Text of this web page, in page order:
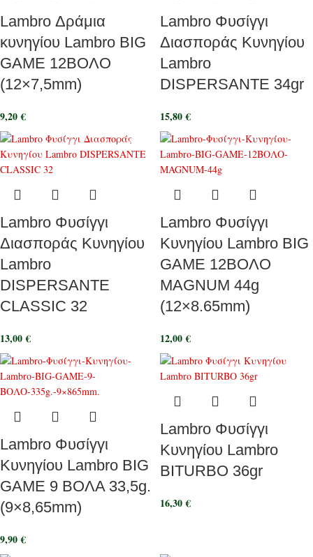
Lambro Δράμια
κυνηγίου Lambro BIG
GAME 12ΒΟΛΟ
(12×7,5mm)
9,20€
Lambro Φυσίγγι
Διασποράς Κυνηγίου
Lambro
DISPERSANTE 34gr
15,80€
Lambro Φυσίγγι
Διασποράς Κυνηγίου
Lambro
DISPERSANTE
CLASSIC 32
13,00€
Lambro Φυσίγγι
Κυνηγίου Lambro BIG
GAME 12ΒΟΛΟ
MAGNUM 44g
(12×8.65mm)
12,00€
Lambro Φυσίγγι
Κυνηγίου Lambro BIG
GAME 9 ΒΟΛΑ 33,5g.
(9×8,65mm)
9,90€
Lambro Φυσίγγι
Κυνηγίου Lambro
BITURBO 36gr
16,30€